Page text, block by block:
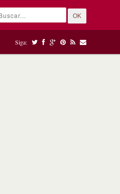
OK
Siga: